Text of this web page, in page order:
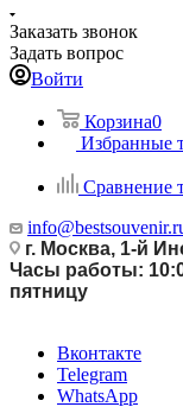
Заказать звонок
Задать вопрос
Войти
Корзина0
Избранные
Сравнение
г. Москва, 1-й
Часы работы:
пятницу
Вконтакте
Telegram
WhatsApp